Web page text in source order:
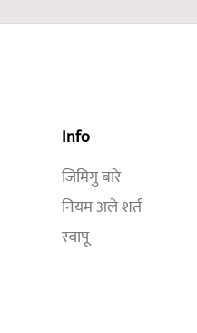
Info
जिमिगु बारे
नियम अले शर्त
स्वापू